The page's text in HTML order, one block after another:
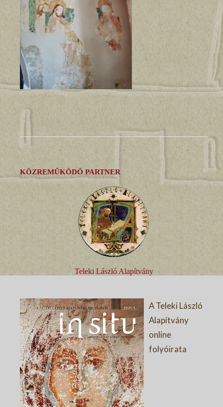
KÖZREMŰKÖDŐ PARTNER
Teleki László Alapítvány
A Teleki László
Alapítvány
online
folyóirata